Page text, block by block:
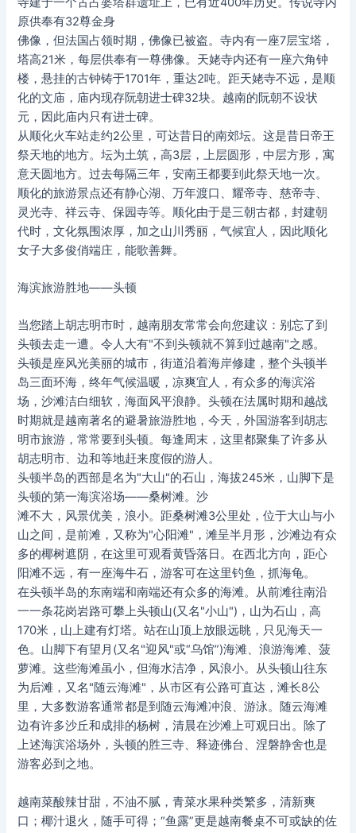
原供奉有32尊金身
佛像，但法国占领时期，佛像已被盗。寺内有一座7层宝塔，
塔高21米，每层供奉有一尊佛像。天姥寺内还有一座六角钟
楼，悬挂的古钟铸于1701年，重达2吨。距天姥寺不远，是顺
化的文庙，庙内现存阮朝进士碑32块。越南的阮朝不设状
元，因此庙内只有进士碑。
从顺化火车站走约2公里，可达昔日的南郊坛。这是昔日帝王
祭天地的地方。坛为土筑，高3层，上层圆形，中层方形，寓
意天圆地方。过去每隔三年，安南王都要到此祭天地一次。
顺化的旅游景点还有静心湖、万年渡口、耀帝寺、慈帝寺、
灵光寺、祥云寺、保园寺等。顺化由于是三朝古都，封建朝
代时，文化氛围浓厚，加之山川秀丽，气候宜人，因此顺化
女子大多俊俏端庄，能歌善舞。
海滨旅游胜地——头顿
当您踏上胡志明市时，越南朋友常常会向您建议：别忘了到
头顿去走一遭。令人大有"不到头顿就不算到过越南"之感。
头顿是座风光美丽的城市，街道沿着海岸修建，整个头顿半
岛三面环海，终年气候温暖，凉爽宜人，有众多的海滨浴
场，沙滩洁白细软，海面风平浪静。头顿在法属时期和越战
时期就是越南著名的避暑旅游胜地，今天，外国游客到胡志
明市旅游，常常要到头顿。每逢周末，这里都聚集了许多从
胡志明市、边和等地赶来度假的游人。
头顿半岛的西部是名为"大山"的石山，海拔245米，山脚下是
头顿的第一海滨浴场——桑树滩。沙
滩不大，风景优美，浪小。距桑树滩3公里处，位于大山与小
山之间，是前滩，又称为"心阳滩"，滩呈半月形，沙滩边有众
多的椰树遮阴，在这里可观看黄昏落日。在西北方向，距心
阳滩不远，有一座海牛石，游客可在这里钓鱼，抓海龟。
在头顿半岛的东南端和南端还有众多的海滩。从前滩往南沿
一一条花岗岩路可攀上头顿山(又名"小山")，山为石山，高
170米，山上建有灯塔。站在山顶上放眼远眺，只见海天一
色。山脚下有望月(又名"迎风"或“乌馆”)海滩、浪游海滩、菠
萝滩。这些海滩虽小，但海水洁净，风浪小。从头顿山往东
为后滩，又名"随云海滩"，从市区有公路可直达，滩长8公
里，大多数游客通常都是到随云海滩冲浪、游泳。随云海滩
边有许多沙丘和成排的杨树，清晨在沙滩上可观日出。除了
上述海滨浴场外，头顿的胜三寺、释迹佛台、涅磐静舍也是
游客必到之地。
越南菜酸辣甘甜，不油不腻，青菜水果种类繁多，清新爽
口；椰汁退火，随手可得；“鱼露”更是越南餐桌不可或缺的佐